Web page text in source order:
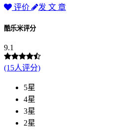
评价 发 文 章
酷乐米评分
9.1
(15人评分)
5星
4星
3星
2星